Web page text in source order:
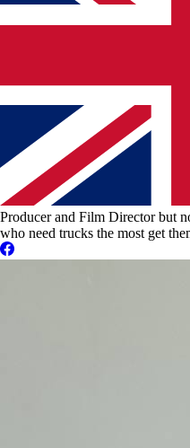
Producer and Film Director but
who need trucks the most get